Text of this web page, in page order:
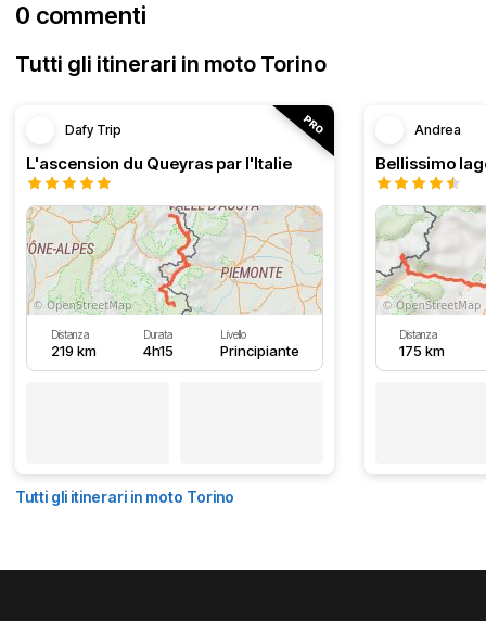
0 commenti
Tutti gli itinerari in moto Torino
Dafy Trip
L'ascension du Queyras par l'Italie
Distanza
219 km
Durata
4h15
Livello
Principiante
Andrea
Distanza
175 km
Tutti gli itinerari in moto Torino